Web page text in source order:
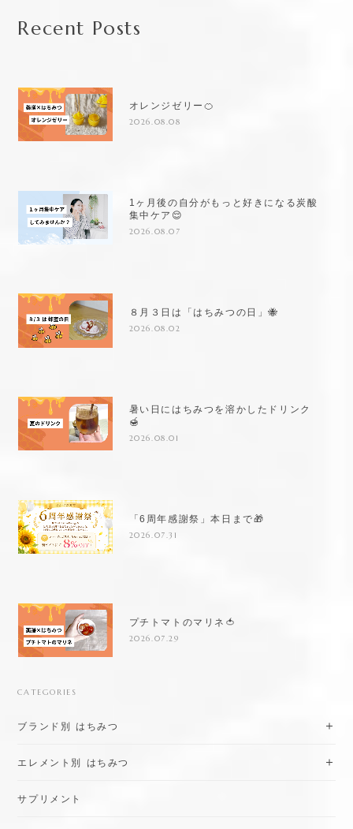
Recent Posts
オレンジゼリー🍊
2026.08.08
1ヶ月後の自分がもっと好きになる炭酸
集中ケア😌
2026.08.07
８月３日は「はちみつの日」🐝
2026.08.02
暑い日にはちみつを溶かしたドリンク
🍯
2026.08.01
「6周年感謝祭」本日まで🎁
2026.07.31
プチトマトのマリネ🍅
2026.07.29
CATEGORIES
ブランド別 はちみつ
エレメント別 はちみつ
サプリメント